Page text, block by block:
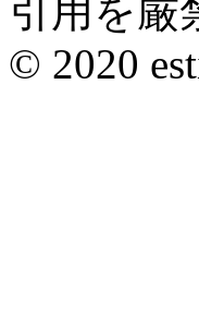
引用を厳
© 2020